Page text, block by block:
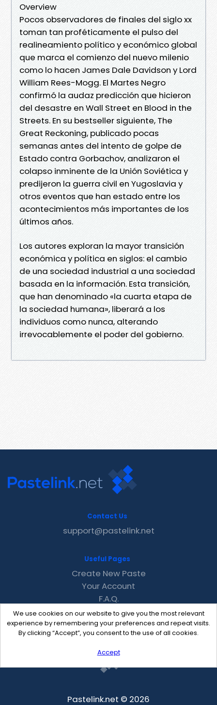
Overview
Pocos observadores de finales del siglo xx
toman tan proféticamente el pulso del
realineamiento político y económico global
que marca el comienzo del nuevo milenio
como lo hacen James Dale Davidson y Lord
William Rees-Mogg. El Martes Negro
confirmó la audaz predicción que hicieron
del desastre en Wall Street en Blood in the
Streets. En su bestseller siguiente, The
Great Reckoning, publicado pocas
semanas antes del intento de golpe de
Estado contra Gorbachov, analizaron el
colapso inminente de la Unión Soviética y
predijeron la guerra civil en Yugoslavia y
otros eventos que han estado entre los
acontecimientos más importantes de los
últimos años.
Los autores exploran la mayor transición
económica y política en siglos: el cambio
de una sociedad industrial a una sociedad
basada en la información. Esta transición,
que han denominado «la cuarta etapa de
la sociedad humana», liberará a los
individuos como nunca, alterando
irrevocablemente el poder del gobierno.
We use cookies on our website to give you the most relevant
experience by remembering your preferences and repeat visits.
By clicking “Accept”, you consent to the use of all cookies.
Accept
Contact Us
support@pastelink.net
Useful Pages
Create New Paste
Your Account
F.A.Q.
Recent
Contact
Pastelink.net © 2026